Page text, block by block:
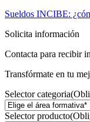
Sueldos INCIBE:
Solicita información
Contacta para recibir
Transfórmate en tu
Selector categoria
Selector producto